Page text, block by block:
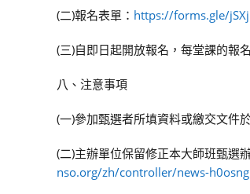
(二)報名表單： https://forms.gle/
(三)自即日起開放報名，每堂課的報
八、注意事項
(一)參加甄選者所填資料或繳交文件
(二)主辦單位保留修正本大師班甄選
nso.org/zh/controller/news-